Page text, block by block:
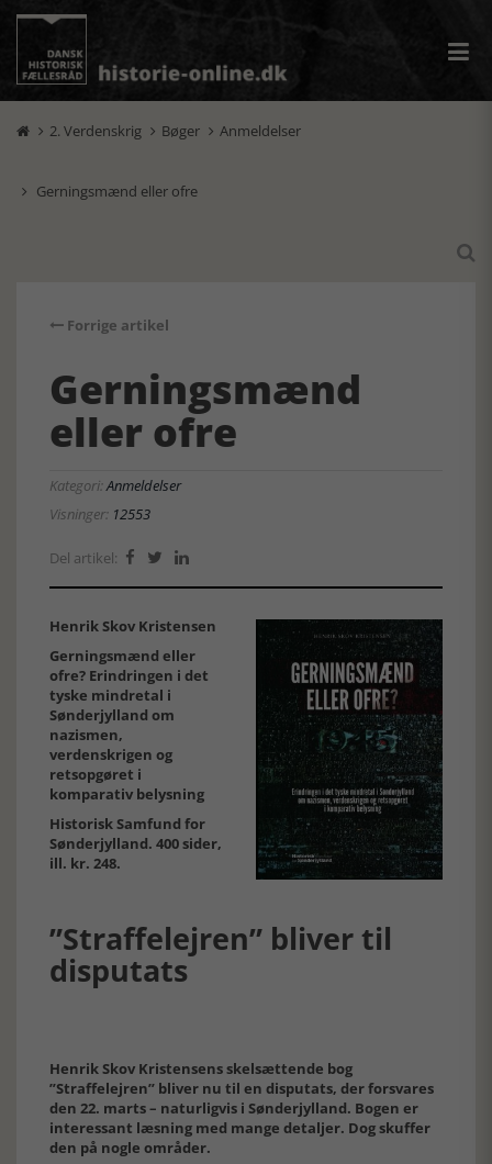
 2. Verdenskrig  Bøger  Anmeldelser
 Gerningsmænd eller ofre

Forrige artikel
Gerningsmænd
eller ofre
Kategori:Anmeldelser
Visninger: 12553
Del artikel:   
Henrik Skov Kristensen
Gerningsmænd eller
ofre? Erindringen i det
tyske mindretal i
Sønderjylland om
nazismen,
verdenskrigen og
retsopgøret i
komparativ belysning
Historisk Samfund for
Sønderjylland. 400 sider,
ill. kr. 248.
”Straffelejren” bliver til
disputats
Henrik Skov Kristensens skelsættende bog
”Straffelejren” bliver nu til en disputats, der forsvares
den 22. marts – naturligvis i Sønderjylland. Bogen er
interessant læsning med mange detaljer. Dog skuffer
den på nogle områder.